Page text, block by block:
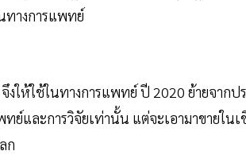
างการแพทย์
ให้ใช้ในทางการแพทย์ ปี 2020 ย้ายจาก
ทย์และการวิจัยเท่านั้น แต่จะเอามาขายใ
ก